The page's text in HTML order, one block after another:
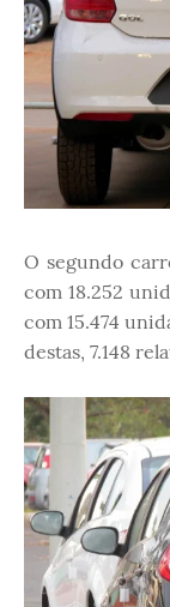
O segundo
com 18.252
com 15.474
destas, 7.148